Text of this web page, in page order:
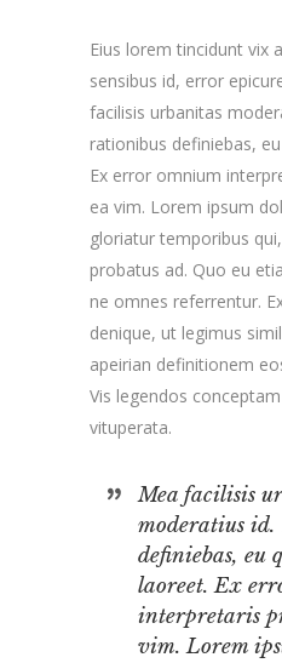
Eius lorem tincidunt vix
sensibus id, error
facilisis urbanitas
rationibus definiebas,
Ex error omnium
ea vim. Lorem ipsum
gloriatur temporibus
probatus ad. Quo eu
ne omnes referrentur.
denique, ut legimus
apeirian definitionem
Vis legendos
vituperata.
Mea facilisis
moderatius
definiebas, eu
laoreet. Ex
interpretaris
vim. Lorem